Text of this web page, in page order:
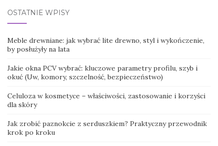
OSTATNIE WPISY
Meble drewniane: jak wybrać lite drewno, styl i wykończenie,
by posłużyły na lata
Jakie okna PCV wybrać: kluczowe parametry profilu, szyb i
okuć (Uw, komory, szczelność, bezpieczeństwo)
Celuloza w kosmetyce – właściwości, zastosowanie i korzyści
dla skóry
Jak zrobić paznokcie z serduszkiem? Praktyczny przewodnik
krok po kroku